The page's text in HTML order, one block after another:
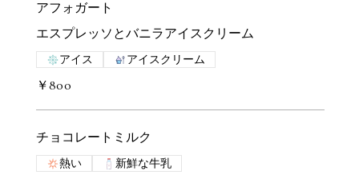
アフォガート
エスプレッソとバニラアイスクリーム
￥800
アイス アイスクリーム
チョコレートミルク
熱い 新鮮な牛乳